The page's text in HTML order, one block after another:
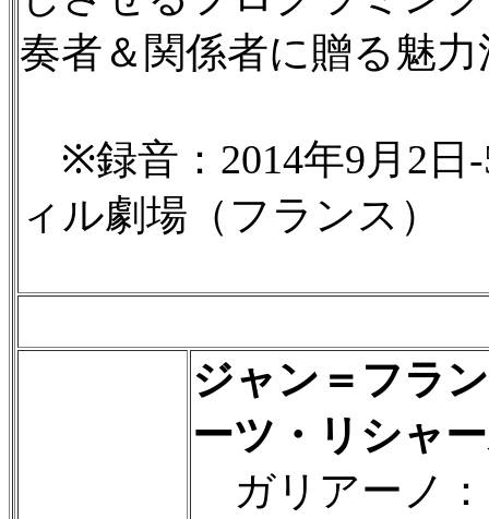
奏者＆関係者に贈る魅
※録音：2014年9月2日
ィル劇場（フランス）
ジャン＝フラ
ーツ・リシャ
ガリアーノ